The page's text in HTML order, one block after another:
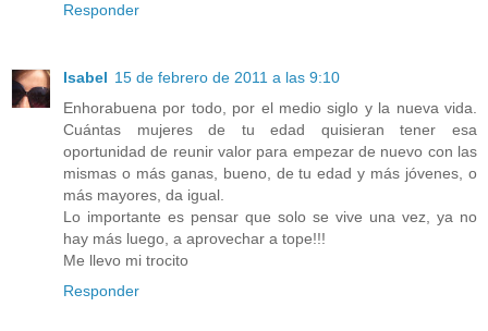
Responder
Isabel 15 de febrero de 2011 a las 9:10
Enhorabuena por todo, por el medio siglo y la nueva vida.
Cuántas mujeres de tu edad quisieran tener esa
oportunidad de reunir valor para empezar de nuevo con las
mismas o más ganas, bueno, de tu edad y más jóvenes, o
más mayores, da igual.
Lo importante es pensar que solo se vive una vez, ya no
hay más luego, a aprovechar a tope!!!
Me llevo mi trocito
Responder